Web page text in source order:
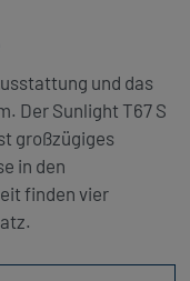
und das
Der Sunlight T67 S
großzügiges
in den
finden vier